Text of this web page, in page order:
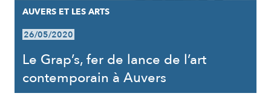
AUVERS ET LES ARTS
26/05/2020
Le Grap’s, fer de lance de l’art
contemporain à Auvers